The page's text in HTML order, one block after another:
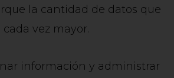
la cantidad de datos que
vez mayor.
información y administrar